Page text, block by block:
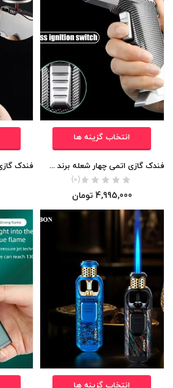
انتخاب گزینه ها
فندک گازی اتمی چهار شعله برند JOBON ZB326A اورجینال
(0)
4,995,000 تومان
انتخاب گزینه ها